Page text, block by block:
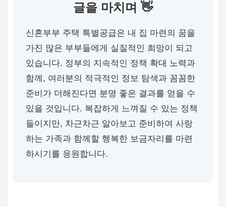
글을 마치며 👋
신혼부부 주택 특별공급은 내 집 마련의 꿈을
가진 많은 부부들에게 실질적인 희망이 되고
있습니다. 정부의 지속적인 정책 확대 노력과
함께, 여러분의 적극적인 정보 탐색과 꼼꼼한
준비가 더해진다면 분명 좋은 결과를 얻을 수
있을 것입니다. 복잡하게 느껴질 수 있는 정책
들이지만, 차근차근 알아보고 준비하여 사랑
하는 가족과 함께할 행복한 보금자리를 마련
하시기를 응원합니다.